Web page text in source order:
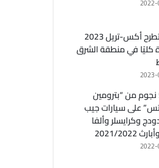
نيسان تطرح أكس-تريل 2023
كليًا في منطقة الشرق
عرض 5 نجوم من “بترومين
على سيارات جيب
وكرايسلر وألفا
2022